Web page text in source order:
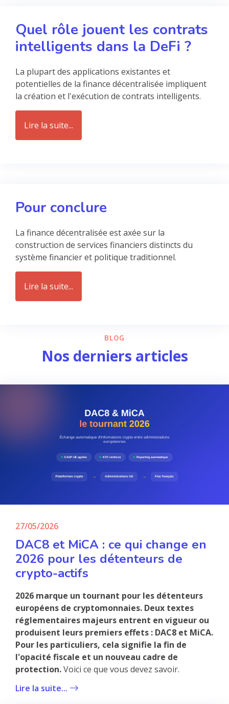
Quel rôle jouent les contrats
intelligents dans la DeFi ?
La plupart des applications existantes et
potentielles de la finance décentralisée impliquent
la création et l'exécution de contrats intelligents.
Lire la suite...
Pour conclure
La finance décentralisée est axée sur la
construction de services financiers distincts du
système financier et politique traditionnel.
Lire la suite...
BLOG
Nos derniers articles
27/05/2026
DAC8 et MiCA : ce qui change en
2026 pour les détenteurs de
crypto-actifs
2026 marque un tournant pour les détenteurs
européens de cryptomonnaies. Deux textes
réglementaires majeurs entrent en vigueur ou
produisent leurs premiers effets : DAC8 et MiCA.
Pour les particuliers, cela signifie la fin de
l'opacité fiscale et un nouveau cadre de
protection.Voici ce que vous devez savoir.
Lire la suite...